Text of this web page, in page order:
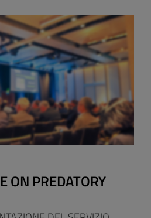
ON PREDATORY